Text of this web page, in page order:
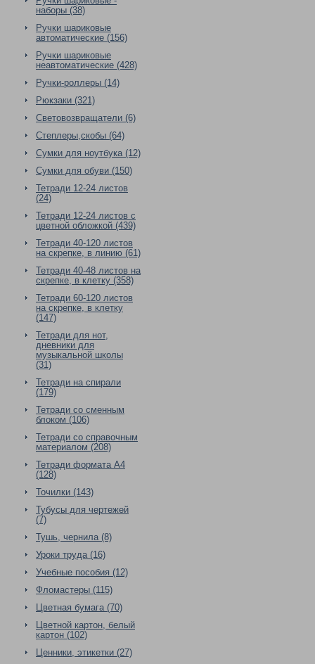
наборы (38)
Ручки шариковые
автоматические (156)
Ручки шариковые
неавтоматические (428)
Ручки-роллеры (14)
Рюкзаки (321)
Световозвращатели (6)
Степлеры,скобы (64)
Сумки для ноутбука (12)
Сумки для обуви (150)
Тетради 12-24 листов
(24)
Тетради 12-24 листов с
цветной обложкой (439)
Тетради 40-120 листов
на скрепке, в линию (61)
Тетради 40-48 листов на
скрепке, в клетку (358)
Тетради 60-120 листов
на скрепке, в клетку
(147)
Тетради для нот,
дневники для
музыкальной школы
(31)
Тетради на спирали
(179)
Тетради со сменным
блоком (106)
Тетради со справочным
материалом (208)
Тетради формата А4
(128)
Точилки (143)
Тубусы для чертежей
(7)
Тушь, чернила (8)
Уроки труда (16)
Учебные пособия (12)
Фломастеры (115)
Цветная бумага (70)
Цветной картон, белый
картон (102)
Ценники, этикетки (27)